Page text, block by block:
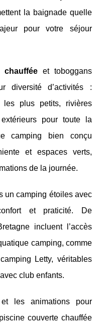
la baignade quelle
pour votre séjour
et toboggans
diversité d’activités :
les plus petits, rivières
pour toute la
camping bien conçu
et espaces verts,
de la journée.
un camping étoiles avec
et praticité. De
incluent l’accès
camping, comme
Letty, véritables
club enfants.
et les animations pour
couverte chauffée